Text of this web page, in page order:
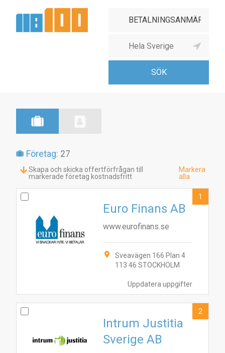
Företag: 27
Skapa och skicka offertförfrågan till
markerade företag kostnadsfritt
Markera
alla
Uppdatera uppgifter
Euro Finans AB
www.eurofinans.se
Sveavägen 166 Plan 4
113 46 STOCKHOLM
1
Intrum Justitia
Sverige AB
2